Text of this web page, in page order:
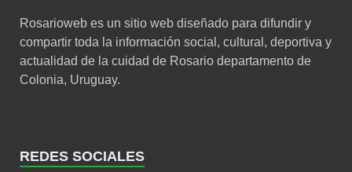
Rosarioweb es un sitio web diseñado para difundir y
compartir toda la información social, cultural, deportiva y
actualidad de la cuidad de Rosario departamento de
Colonia, Uruguay.
REDES SOCIALES